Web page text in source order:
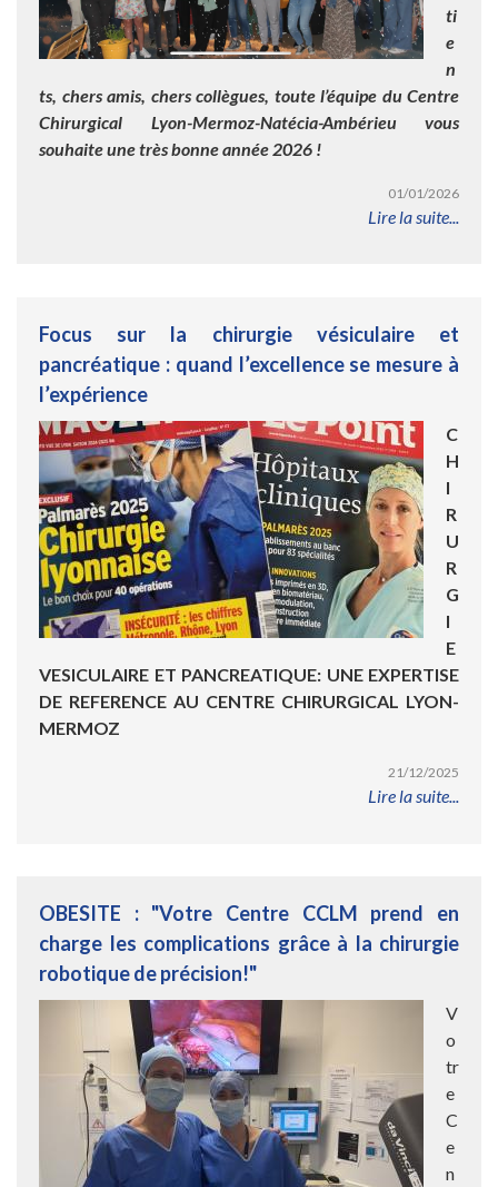
ti
e
n
ts, chers amis, chers collègues, toute l’équipe du Centre
Chirurgical Lyon-Mermoz-Natécia-Ambérieu vous
souhaite une très bonne année 2026 !
01/01/2026
Lire la suite...
Focus sur la chirurgie vésiculaire et
pancréatique : quand l’excellence se mesure à
l’expérience
C
H
I
R
U
R
G
I
E
VESICULAIRE ET PANCREATIQUE: UNE EXPERTISE
DE REFERENCE AU CENTRE CHIRURGICAL LYON-
MERMOZ
21/12/2025
Lire la suite...
OBESITE : "Votre Centre CCLM prend en
charge les complications grâce à la chirurgie
robotique de précision!"
V
o
tr
e
C
e
n